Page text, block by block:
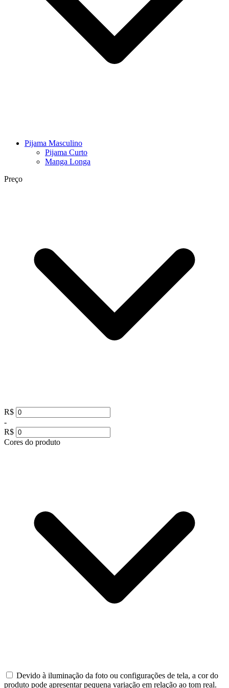
Pijama Masculino
Pijama Curto
Manga Longa
Preço
R$
-
R$
Cores do produto
Devido à iluminação da foto ou configurações de tela, a cor do
produto pode apresentar pequena variação em relação ao tom real.